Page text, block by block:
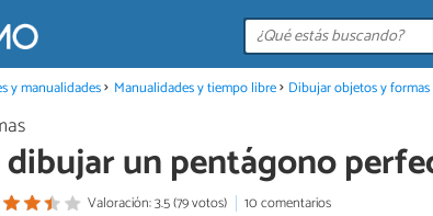
y manualidades Manualidades y tiempo libre Dibujar objetos y formas
dibujar un pentágono
Valoración: 3.5 (79 votos)
10 comentarios